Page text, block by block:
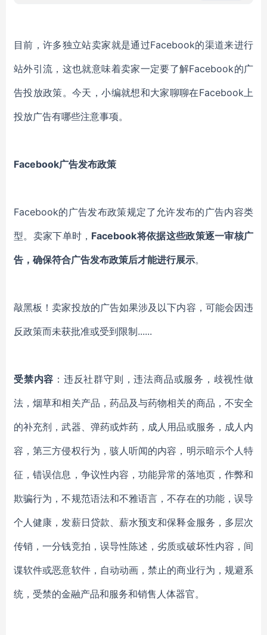
目前，许多独立站卖家就是通过Facebook的渠道来进行
站外引流，这也就意味着卖家一定要了解Facebook的广
告投放政策。今天，小编就想和大家聊聊在Facebook上
投放广告有哪些注意事项。
Facebook广告发布政策
Facebook的广告发布政策规定了允许发布的广告内容类
型。卖家下单时， Facebook将依据这些政策逐一审核广
告，确保符合广告发布政策后才能进行展示。
敲黑板！卖家投放的广告如果涉及以下内容，可能会因违
反政策而未获批准或受到限制......
受禁内容 ：违反社群守则，违法商品或服务 ， 歧视性做
法 ，烟草和相关产品 ， 药品及与药物相关的商品 ， 不安全
的补充剂 ，武器、弹药或炸药 ， 成人用品或服务 ， 成人内
容 ，第三方侵权行为 ， 骇人听闻的内容 ，明示暗示个人特
征 ，错误信息 ， 争议性内容 ，功能异常的落地页， 作弊和
欺骗行为 ，不规范语法和不雅语言 ，不存在的功能，误导
个人健康 ，发薪日贷款、薪水预支和保释金服务 ， 多层次
传销 ，一分钱竞拍 ， 误导性陈述 ，劣质或破坏性内容 ， 间
谍软件或恶意软件， 自动动画 ，禁止的商业行为 ， 规避系
统 ， 受禁的金融产品和服务和销售人体器官。